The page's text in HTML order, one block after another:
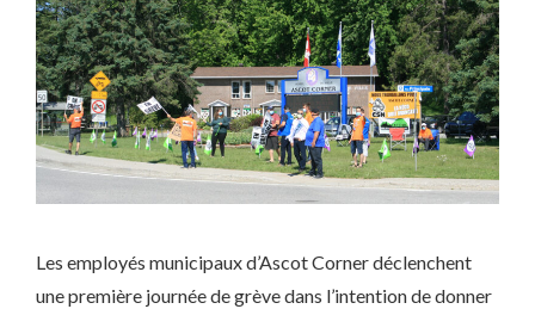
Les employés municipaux d’Ascot Corner déclenchent
une première journée de grève dans l’intention de donner